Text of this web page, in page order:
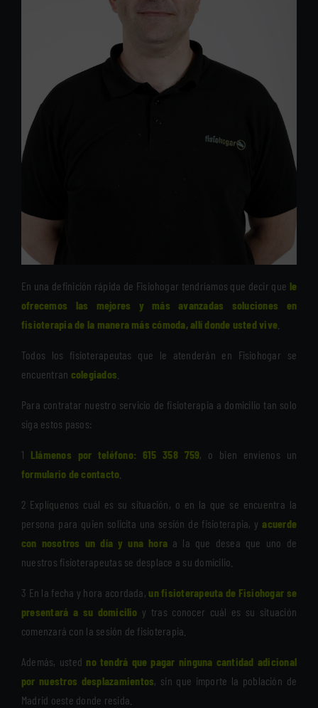
En una definición rápida de Fisiohogar tendríamos que decir que le
ofrecemos las mejores y más avanzadas soluciones en
fisioterapia de la manera más cómoda, allí donde usted vive
Todos los fisioterapeutas que le atenderán en Fisiohogar se
encuentran colegiados
Para contratar nuestro servicio de fisioterapia a domicilio tan solo
siga estos pasos:
1 Llámenos por teléfono: 615 358 759, o bien envíenos un
formulario de contacto
2 Explíquenos cuál es su situación, o en la que se encuentra la
persona para quien solicita una sesión de fisioterapia, yacuerde
con nosotros un día y una hora a la que desea que uno de
nuestros fisioterapeutas se desplace a su domicilio.
3 En la fecha y hora acordada, un fisioterapeuta de Fisiohogar se
presentará a su domicilio y tras conocer cuál es su situación
comenzará con la sesión de fisioterapia.
Además, usted no tendrá que pagar ninguna cantidad adicional
por nuestros desplazamientos, sin que importe la población de
Madrid oeste donde resida.